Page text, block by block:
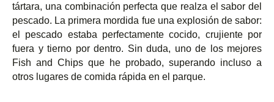
tártara, una combinación perfecta que realza el sabor del
pescado. La primera mordida fue una explosión de sabor:
el pescado estaba perfectamente cocido, crujiente por
fuera y tierno por dentro. Sin duda, uno de los mejores
Fish and Chips que he probado, superando incluso a
otros lugares de comida rápida en el parque.